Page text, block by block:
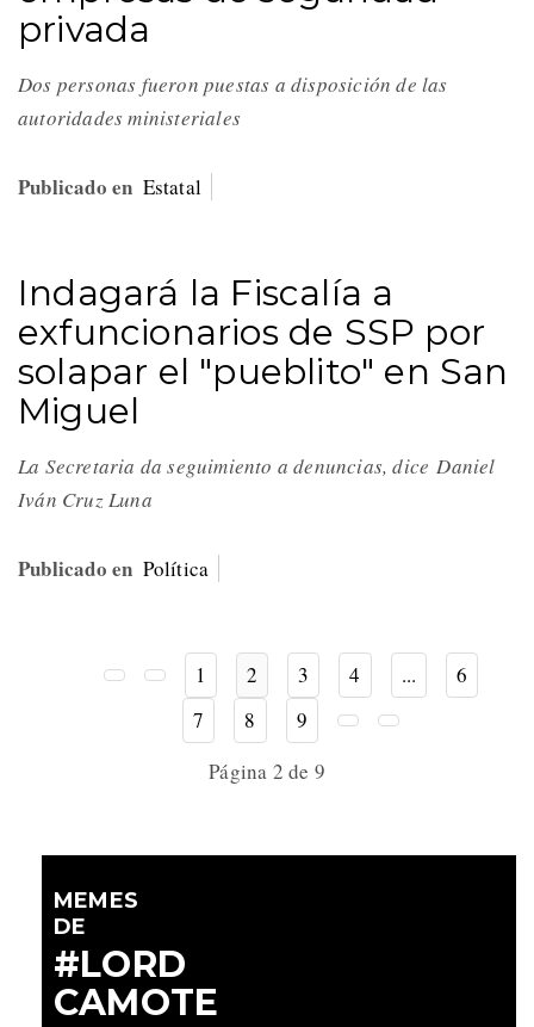
privada
Dos personas fueron puestas a disposición de las
autoridades ministeriales
Publicado en Estatal
Indagará la Fiscalía a
exfuncionarios de SSP por
solapar el "pueblito" en San
Miguel
La Secretaria da seguimiento a denuncias, dice Daniel
Iván Cruz Luna
Publicado en Política
1 2 3 4 ...
6
7
8
9
Página 2 de 9
MEMES
DE
#LORD
CAMOTE